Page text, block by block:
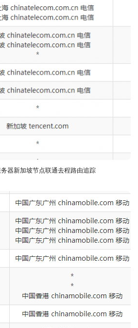
器新加坡节点联通去程路由追踪